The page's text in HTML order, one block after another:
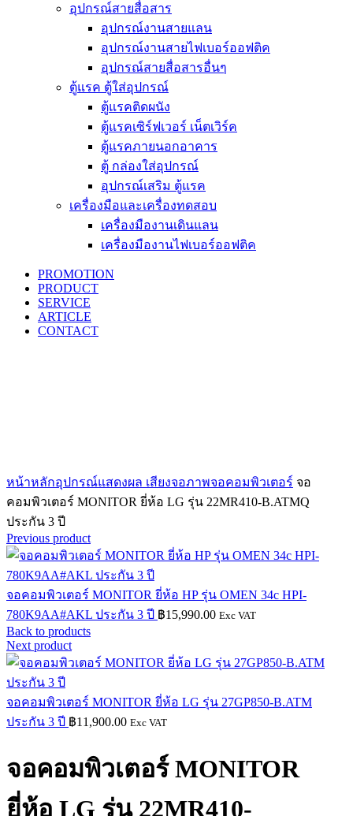
อุปกรณ์สายสื่อสาร
อุปกรณ์งานสายแลน
อุปกรณ์งานสายไฟเบอร์ออฟติค
อุปกรณ์สายสื่อสารอื่นๆ
ตู้แรค ตู้ใส่อุปกรณ์
ตู้แรคติดผนัง
ตู้แรคเซิร์ฟเวอร์ เน็ตเวิร์ค
ตู้แรคภายนอกอาคาร
ตู้ กล่องใส่อุปกรณ์
อุปกรณ์เสริม ตู้แรค
เครื่องมือและเครื่องทดสอบ
เครื่องมืองานเดินแลน
เครื่องมืองานไฟเบอร์ออฟติค
PROMOTION
PRODUCT
SERVICE
ARTICLE
CONTACT
หน้าหลักอุปกรณ์แสดงผล เสียงจอภาพจอคอมพิวเตอร์ จอ
คอมพิวเตอร์ MONITOR ยี่ห้อ LG รุ่น 22MR410-B.ATMQ
ประกัน 3 ปี
Previous product
จอคอมพิวเตอร์ MONITOR ยี่ห้อ HP รุ่น OMEN 34c HPI-
780K9AA#AKL ประกัน 3 ปี ฿15,990.00 Exc VAT
Back to products
Next product
จอคอมพิวเตอร์ MONITOR ยี่ห้อ LG รุ่น 27GP850-B.ATM
ประกัน 3 ปี ฿11,900.00 Exc VAT
จอคอมพิวเตอร์ MONITOR
ยี่ห้อ LG รุ่น 22MR410-